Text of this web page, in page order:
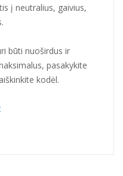
į neutralius, gaivius,
būti nuoširdus ir
pasakykite
kodėl.